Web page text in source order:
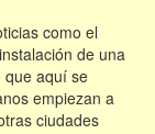
como el
de una
que aquí se
empiezan a
ciudades